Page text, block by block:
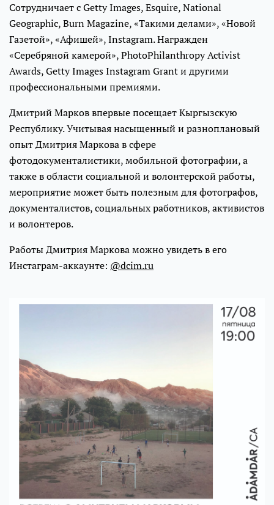
Сотрудничает с Getty Images, Esquire, National
Geographic, Burn Magazine, «Такими делами», «Новой
Газетой», «Афишей», Instagram. Награжден
«Серебряной камерой», PhotoPhilanthropy Activist
Awards, Getty Images Instagram Grant и другими
профессиональными премиями.
Дмитрий Марков впервые посещает Кыргызскую
Республику. Учитывая насыщенный и разноплановый
опыт Дмитрия Маркова в сфере
фотодокументалистики, мобильной фотографии, а
также в области социальной и волонтерской работы,
мероприятие может быть полезным для фотографов,
документалистов, социальных работников, активистов
и волонтеров.
Работы Дмитрия Маркова можно увидеть в его
Инстаграм-аккаунте: @dcim.ru